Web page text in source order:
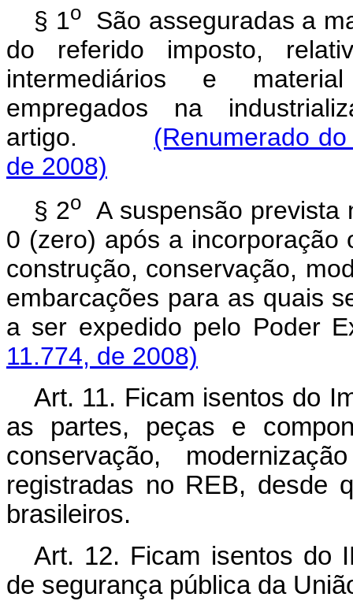
§ 1oSão asseguradas a
do referido imposto,
intermediários e
empregados na
artigo. (Renumerado
de 2008)
§ 2o
A suspensão
0 (zero) após a incorporação
construção, conservação,
embarcações para as quais
a ser expedido pelo
11.774, de 2008)
Art. 11. Ficam isentos do
as partes, peças e
conservação,
registradas no REB, desde
brasileiros.
Art. 12. Ficam isentos do
de segurança pública da